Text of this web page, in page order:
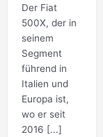
Der Fiat
500X, der in
seinem
Segment
führend in
Italien und
Europa ist,
wo er seit
2016 [...]